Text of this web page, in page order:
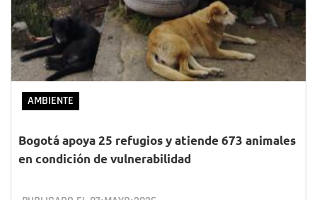
AMBIENTE
Bogotá apoya 25 refugios y atiende 673 animales
en condición de vulnerabilidad